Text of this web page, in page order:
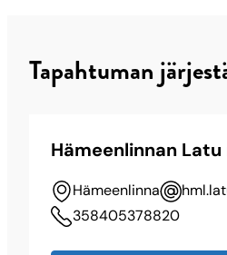
Tapahtuman
Hämeenlinnan Latu
Hämeenlinna
358405378820